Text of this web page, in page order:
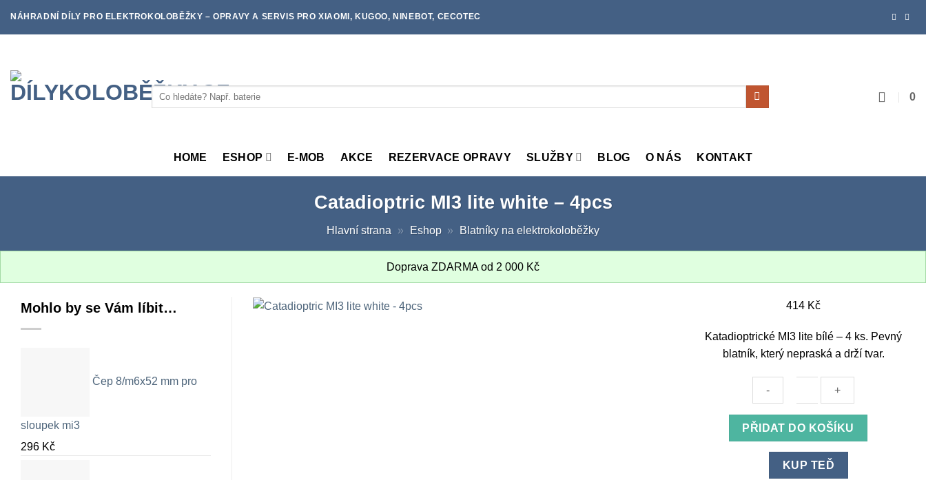
NÁHRADNÍ DÍLY PRO ELEKTROKOLOBĚŽKY – OPRAVY A SERVIS PRO XIAOMI, KUGOO, NINEBOT, CECOTEC
Hledat: 0
HOME ESHOP E-MOB AKCE REZERVACE OPRAVY SLUŽBY BLOG O NÁS KONTAKT
Catadioptric MI3 lite white – 4pcs
Hlavní strana » Eshop » Blatníky na elektrokoloběžky
Doprava ZDARMA od 2 000 Kč
Mohlo by se Vám líbit…
Čep 8/m6x52 mm pro
sloupek mi3
296 Kč
414 Kč
Katadioptrické MI3 lite bílé – 4 ks. Pevný
blatník, který nepraská a drží tvar.
Catadioptric
PŘIDAT DO KOŠÍKU
KUP TEĎ